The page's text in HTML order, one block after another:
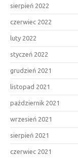
sierpień 2022
czerwiec 2022
luty 2022
styczeń 2022
grudzień 2021
listopad 2021
październik 2021
wrzesień 2021
sierpień 2021
czerwiec 2021